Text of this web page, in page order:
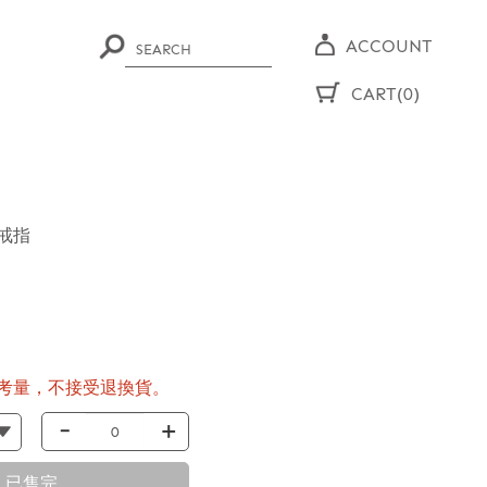
ACCOUNT
CART(0)
指
量，不接受退換貨。
- +